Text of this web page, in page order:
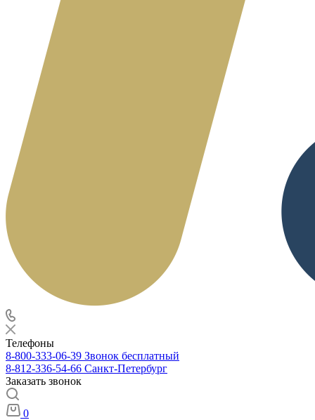
Телефоны
8-800-333-06-39 Звонок бесплатный
8-812-336-54-66 Санкт-Петербург
Заказать звонок
0